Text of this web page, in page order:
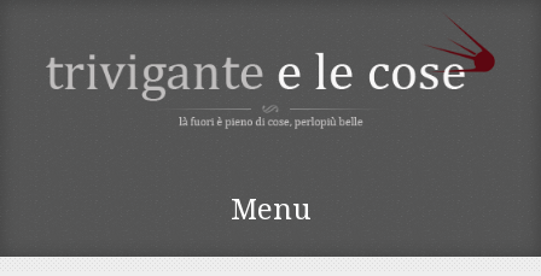
TRIVIGANTE E LE
Menu